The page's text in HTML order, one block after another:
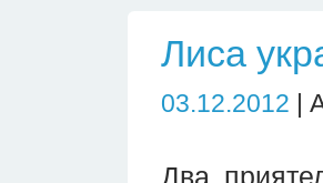
Лиса
03.12.2012 |
Два